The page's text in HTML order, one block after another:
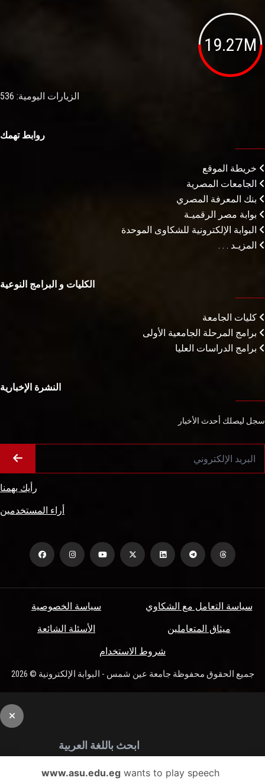
19.27M
الزيارات اليومية: 536
روابط تهمك
خريطة الموقع
الجامعات المصرية
بنك المعرفة المصري
بوابة مصر الرقميـة
البوابة الإلكترونية للشكاوى الموحدة
المزيـد . . .
الكليات و البرامج النوعية
كليات الجامعة
برامج المرحلة الجامعية الأولى
برامج الدراسات العليا
النشرة الإخبارية
سجل ليصلك أحدث الأخبار
رأيك يهمنا
أراء المستخدمين
سياسة الخصوصية
سياسة التعامل مع الشكاوي
الأسئلة الشائعة
ميثاق المتعاملين
شروط الاستخدام
جميع الحقوق محفوظة جامعة عين شمس - البوابة الإلكترونية © 2026
www.asu.edu.egwants to play speech